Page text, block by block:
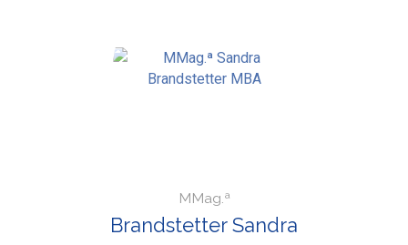
MMag.ª
Brandstetter Sandra